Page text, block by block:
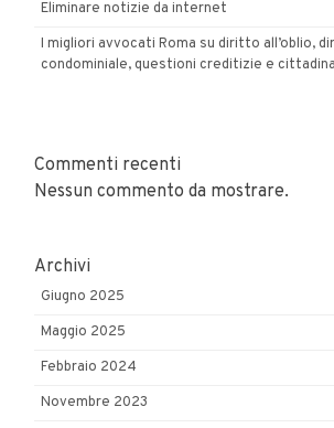
Eliminare notizie da internet
I migliori avvocati Roma su diritto all’oblio,
condominiale, questioni creditizie e
Commenti recenti
Nessun commento da mostrare.
Archivi
Giugno 2025
Maggio 2025
Febbraio 2024
Novembre 2023